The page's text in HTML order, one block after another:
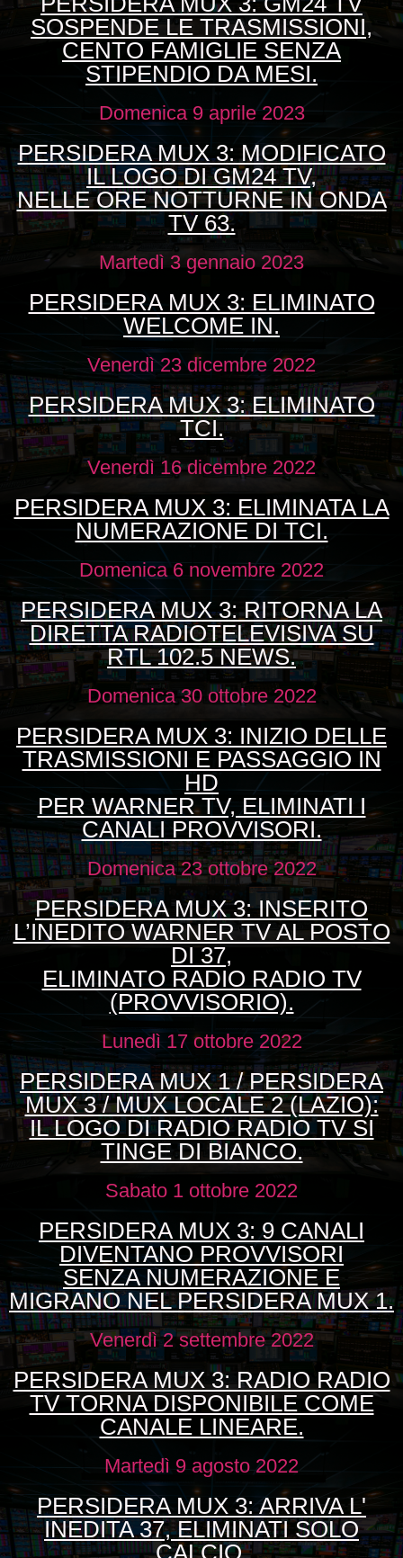
SOSPENDE LE TRASMISSIONI,
CENTO FAMIGLIE SENZA
STIPENDIO DA MESI.
Domenica 9 aprile 2023
PERSIDERA MUX 3: MODIFICATO
IL LOGO DI GM24 TV,
NELLE ORE NOTTURNE IN ONDA
TV 63.
Martedì 3 gennaio 2023
PERSIDERA MUX 3: ELIMINATO
WELCOME IN.
Venerdì 23 dicembre 2022
PERSIDERA MUX 3: ELIMINATO
TCI.
Venerdì 16 dicembre 2022
PERSIDERA MUX 3: ELIMINATA LA
NUMERAZIONE DI TCI.
Domenica 6 novembre 2022
PERSIDERA MUX 3: RITORNA LA
DIRETTA RADIOTELEVISIVA SU
RTL 102.5 NEWS.
Domenica 30 ottobre 2022
PERSIDERA MUX 3: INIZIO DELLE
TRASMISSIONI E PASSAGGIO IN
HD
PER WARNER TV, ELIMINATI I
CANALI PROVVISORI.
Domenica 23 ottobre 2022
PERSIDERA MUX 3: INSERITO
L’INEDITO WARNER TV AL POSTO
DI 37,
ELIMINATO RADIO RADIO TV
(PROVVISORIO).
Lunedì 17 ottobre 2022
PERSIDERA MUX 1 / PERSIDERA
MUX 3 / MUX LOCALE 2 (LAZIO):
IL LOGO DI RADIO RADIO TV SI
TINGE DI BIANCO.
Sabato 1 ottobre 2022
PERSIDERA MUX 3: 9 CANALI
DIVENTANO PROVVISORI
SENZA NUMERAZIONE E
MIGRANO NEL PERSIDERA MUX 1.
Venerdì 2 settembre 2022
PERSIDERA MUX 3: RADIO RADIO
TV TORNA DISPONIBILE COME
CANALE LINEARE.
Martedì 9 agosto 2022
PERSIDERA MUX 3: ARRIVA L'
INEDITA 37, ELIMINATI SOLO